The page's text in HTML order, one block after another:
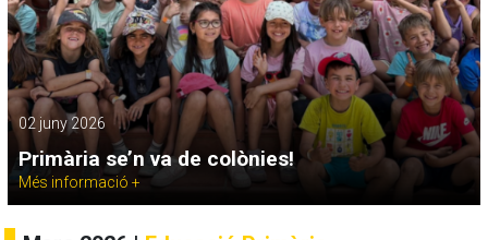
02 juny 2026
Primària se’n va de colònies!
Més informació +